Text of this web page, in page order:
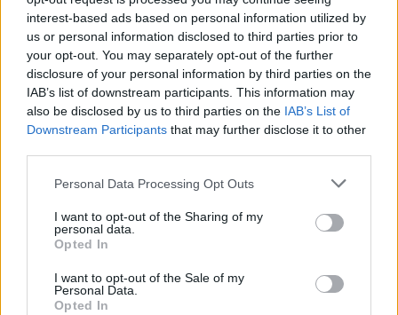
interest-based ads based on personal information utilized by
us or personal information disclosed to third parties prior to
your opt-out. You may separately opt-out of the further
disclosure of your personal information by third parties on the
IAB’s list of downstream participants. This information may
also be disclosed by us to third parties on the IAB’s List of
Downstream Participants that may further disclose it to other
Please note that this website/app uses one or more Google
not limited to your visit or usage behaviour. You may click to
grant or deny consent to Google and its third-party tags to
use your data for below specified purposes in below Google
consent section.
Personal Data Processing Opt Outs
I want to opt-out of the Sharing of my
personal data.
Opted In
I want to opt-out of the Sale of my
Personal Data.
Opted In
Κάνε κλικ και δες περισσότερο emakedonia.grστην
αναζήτηση τηςGoogle
Πρόσθεσέ το στηνGoogle
ΑΥΤΟΔΙΟΙΚΗΣΗ